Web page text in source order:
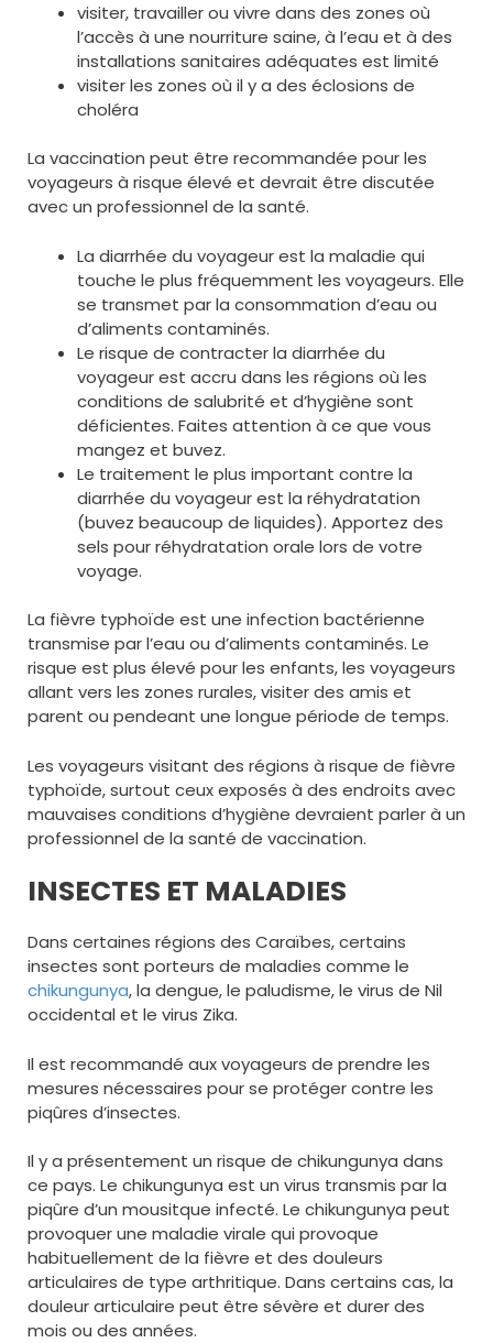
visiter, travailler ou vivre dans des zones où
l’accès à une nourriture saine, à l’eau et à des
installations sanitaires adéquates est limité
visiter les zones où il y a des éclosions de
choléra
La vaccination peut être recommandée pour les
voyageurs à risque élevé et devrait être discutée
avec un professionnel de la santé.
La diarrhée du voyageur est la maladie qui
touche le plus fréquemment les voyageurs. Elle
se transmet par la consommation d’eau ou
d’aliments contaminés.
Le risque de contracter la diarrhée du
voyageur est accru dans les régions où les
conditions de salubrité et d’hygiène sont
déficientes. Faites attention à ce que vous
mangez et buvez.
Le traitement le plus important contre la
diarrhée du voyageur est la réhydratation
(buvez beaucoup de liquides). Apportez des
sels pour réhydratation orale lors de votre
voyage.
La fièvre typhoïde est une infection bactérienne
transmise par l’eau ou d’aliments contaminés. Le
risque est plus élevé pour les enfants, les voyageurs
allant vers les zones rurales, visiter des amis et
parent ou pendeant une longue période de temps.
Les voyageurs visitant des régions à risque de fièvre
typhoïde, surtout ceux exposés à des endroits avec
mauvaises conditions d’hygiène devraient parler à un
professionnel de la santé de vaccination.
INSECTES ET MALADIES
Dans certaines régions des Caraïbes, certains
insectes sont porteurs de maladies comme le
chikungunya, la dengue, le paludisme, le virus de Nil
occidental et le virus Zika.
Il est recommandé aux voyageurs de prendre les
mesures nécessaires pour se protéger contre les
piqûres d’insectes.
Il y a présentement un risque de chikungunya dans
ce pays. Le chikungunya est un virus transmis par la
piqûre d’un mousitque infecté. Le chikungunya peut
provoquer une maladie virale qui provoque
habituellement de la fièvre et des douleurs
articulaires de type arthritique. Dans certains cas, la
douleur articulaire peut être sévère et durer des
mois ou des années.